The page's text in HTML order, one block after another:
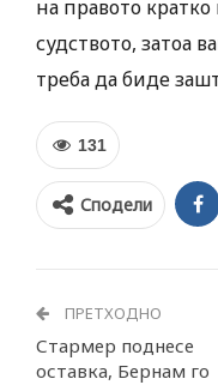
на правото
судството, затоа
треба да биде
131
Сподели
ПРЕТХОДНО
Стармер поднесе
оставка, Бернам го